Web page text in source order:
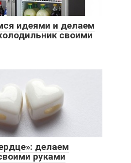
идеями и делаем
своими
делаем
руками